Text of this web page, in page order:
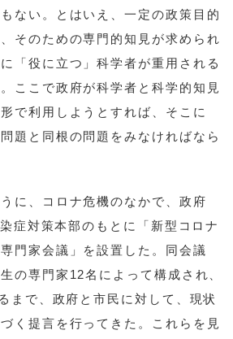
ない。とはいえ、一定の政策目的
そのための専門的知見が求められ
「役に立つ」科学者が重用される
ここで政府が科学者と科学的知見
で利用しようとすれば、そこに
題と同根の問題をみなければなら
に、コロナ危機のなかで、政府
症対策本部のもとに「新型コロナ
門家会議」を設置した。同会議
の専門家12名によって構成され、
まで、政府と市民に対して、現状
く提言を行ってきた。これらを見